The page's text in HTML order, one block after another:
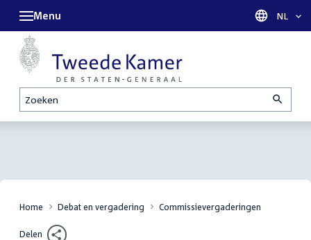
Zoeken
Menu Taal
NL
Home Debat en vergadering Commissievergaderingen
Delen